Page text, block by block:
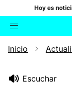
Hoy es
Buscador
Inicio
Escuchar